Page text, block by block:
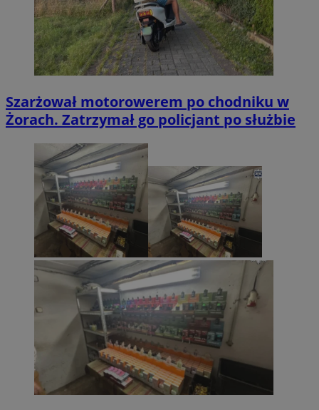
Szarżował motorowerem po chodniku w
Żorach. Zatrzymał go policjant po służbie